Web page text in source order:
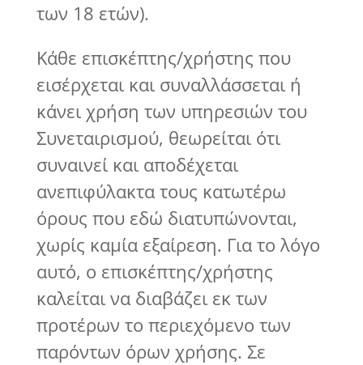
των 18 ετών).
Κάθε επισκέπτης/χρήστης που
εισέρχεται και συναλλάσσεται ή
κάνει χρήση των υπηρεσιών του
Συνεταιρισμού, θεωρείται ότι
συναινεί και αποδέχεται
ανεπιφύλακτα τους κατωτέρω
όρους που εδώ διατυπώνονται,
χωρίς καμία εξαίρεση. Για το λόγο
αυτό, ο επισκέπτης/χρήστης
καλείται να διαβάζει εκ των
προτέρων το περιεχόμενο των
παρόντων όρων χρήσης. Σε